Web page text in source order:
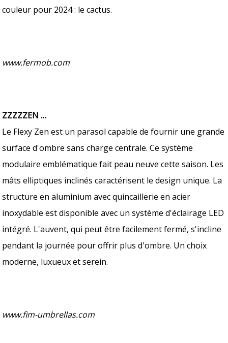
couleur pour 2024 : le cactus.
www.fermob.com
ZZZZZEN …
Le Flexy Zen est un parasol capable de fournir une grande
surface d'ombre sans charge centrale. Ce système
modulaire emblématique fait peau neuve cette saison. Les
mâts elliptiques inclinés caractérisent le design unique. La
structure en aluminium avec quincaillerie en acier
inoxydable est disponible avec un système d'éclairage LED
intégré. L'auvent, qui peut être facilement fermé, s'incline
pendant la journée pour offrir plus d'ombre. Un choix
moderne, luxueux et serein.
www.fim-umbrellas.com